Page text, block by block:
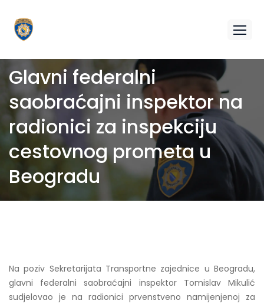
Glavni federalni
saobraćajni inspektor na
radionici za inspekciju
cestovnog prometa u
Beogradu
Na poziv Sekretarijata Transportne zajednice u Beogradu,
glavni federalni saobraćajni inspektor Tomislav Mikulić
sudjelovao je na radionici prvenstveno namijenjenoj za